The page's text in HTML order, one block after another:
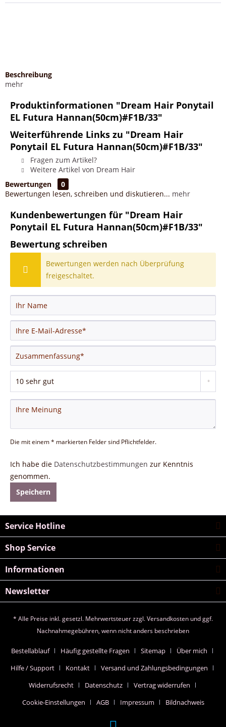
Beschreibung
mehr
Produktinformationen "Dream Hair Ponytail
EL Futura Hannan(50cm)#F1B/33"
Weiterführende Links zu "Dream Hair
Ponytail EL Futura Hannan(50cm)#F1B/33"
Fragen zum Artikel?
Weitere Artikel von Dream Hair
Bewertungen
0
Bewertungen lesen, schreiben und diskutieren... mehr
Kundenbewertungen für "Dream Hair
Ponytail EL Futura Hannan(50cm)#F1B/33"
Bewertung schreiben
Bewertungen werden nach Überprüfung
freigeschaltet.
Die mit einem * markierten Felder sind Pflichtfelder.
Ich habe die Datenschutzbestimmungen zur Kenntnis
genommen.
Speichern
Service Hotline
Shop Service
Informationen
Newsletter
* Alle Preise inkl. gesetzl. Mehrwertsteuer zzgl.Versandkosten und ggf.
Nachnahmegebühren, wenn nicht anders beschrieben
Bestellablauf Häufig gestellte Fragen Sitemap
Über mich
Hilfe / Support
Kontakt
Versand und Zahlungsbedingungen
Widerrufsrecht
Datenschutz
Vertrag widerrufen
Cookie-Einstellungen
AGB Impressum Bildnachweis